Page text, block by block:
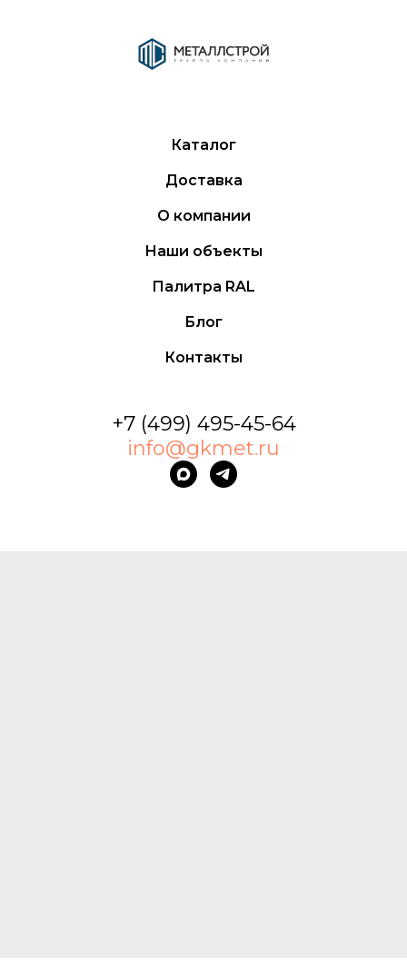
Каталог
Доставка
О компании
Наши объекты
Палитра RAL
Блог
Контакты
+7 (499) 495-45-64
info@gkmet.ru